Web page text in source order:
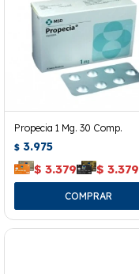
Propecia 1 Mg. 30 Comp.
$ 3.975
$ 3.379 $ 3.379